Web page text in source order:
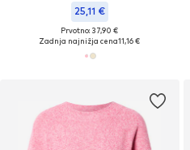
25,11 €
Prvotno: 37,90 €
Zadnja najnižja cena11,16 €